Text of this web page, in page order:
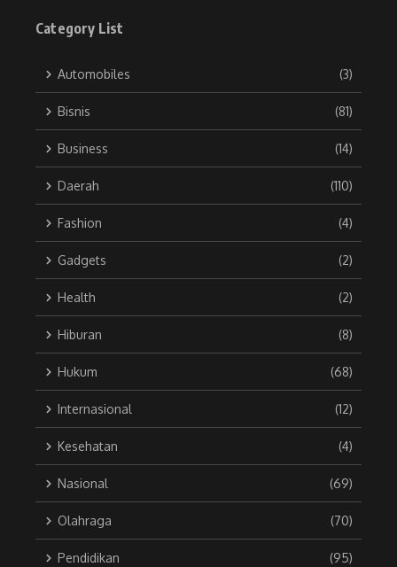
Category List
Automobiles (3)
Bisnis (81)
Business (14)
Daerah (110)
Fashion (4)
Gadgets (2)
Health (2)
Hiburan (8)
Hukum (68)
Internasional (12)
Kesehatan (4)
Nasional (69)
Olahraga (70)
Pendidikan (95)